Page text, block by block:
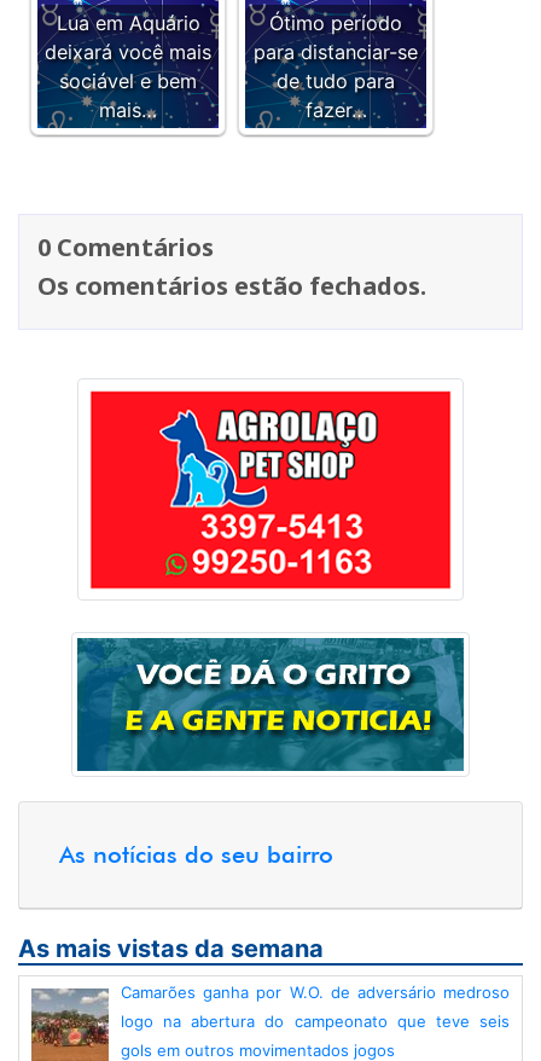
Lua em Aquário
deixará você mais
sociável e bem
mais…
Ótimo período
para distanciar-se
de tudo para
fazer…
0 Comentários
Os comentários estão fechados.
As notícias do seu bairro
As mais vistas da semana
Camarões ganha por W.O. de adversário medroso
logo na abertura do campeonato que teve seis
gols em outros movimentados jogos